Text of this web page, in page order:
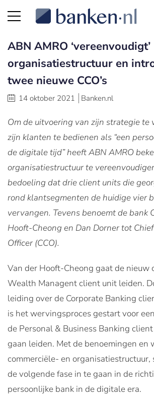
ABN AMRO ‘vereenvoudigt’
organisatiestructuur en
twee nieuwe CCO’s
14 oktober 2021 Banken.nl
Om de uitvoering van zijn strategie te
zijn klanten te bedienen als “een
de digitale tijd” heeft ABN AMRO
organisatiestructuur te
bedoeling dat drie client units die
rond klantsegmenten de huidige vier
vervangen. Tevens benoemt de bank
Hooft-Cheong en Dan Dorner tot
Officer (CCO).
Van der Hooft-Cheong gaat de nieuw
Wealth Managent client unit leiden.
leiding over de Corporate Banking
is het wervingsproces gestart voor
de Personal & Business Banking
gaan leiden. Met de benoemingen en
commerciële- en organisatiestructuur,
de volgende fase in te gaan in de
persoonlijke bank in de digitale era.